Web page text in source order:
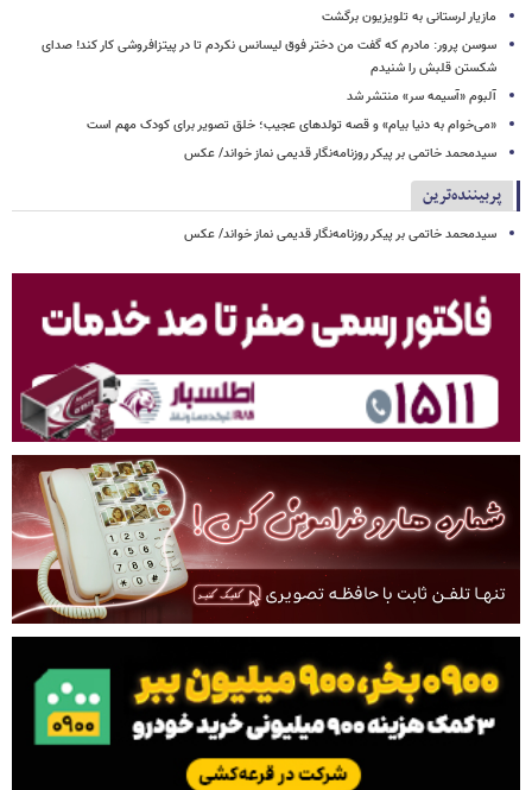
مازیار لرستانی به تلویزیون برگشت
سوسن پرور: مادرم که گفت من دختر فوق‌ لیسانس نکردم تا در پیتزافروشی کار کند! صدای
شکستن قلبش را شنیدم
آلبوم «آسیمه سر» منتشر شد
«می‌خوام به دنیا بیام» و قصه تولدهای عجیب؛ خلق تصویر برای کودک مهم است
سیدمحمد خاتمی بر پیکر روزنامه‌نگار قدیمی نماز خواند/ عکس
پربیننده‌ترین
سیدمحمد خاتمی بر پیکر روزنامه‌نگار قدیمی نماز خواند/ عکس